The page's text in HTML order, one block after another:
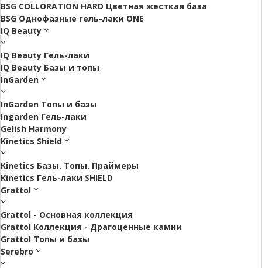
BSG COLLORATION HARD Цветная жесткая база
BSG Однофазные гель-лаки ONE
IQ Beauty
IQ Beauty Гель-лаки
IQ Beauty Базы и топы
InGarden
InGarden Топы и базы
Ingarden Гель-лаки
Gelish Harmony
Kinetics Shield
Kinetics Базы. Топы. Праймеры
Kinetics Гель-лаки SHIELD
Grattol
Grattol - Oснoвнaя коллекция
Grattol Коллекция - Драгоценные камни
Grattol Топы и базы
Serebro